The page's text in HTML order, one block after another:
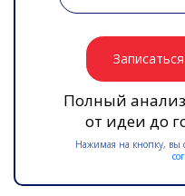
Полный
от идеи до
Нажимая на кнопку, вы